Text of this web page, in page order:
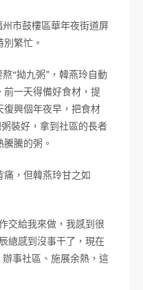
市鼓樓區華年夜街道屏
繁忙。
熬“拗九粥”，韓燕玲自動
一天得備好食材，提
復興個年夜早，把食材
裝好，拿到社區的長者
騰的粥。
痛，但韓燕玲甘之如
交給我來做，我感到很
總感到沒事干了，現在
事社區、施展余熱，這